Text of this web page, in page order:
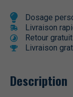
Dosage
Livraison
Retour gratuit
Livraison
Description